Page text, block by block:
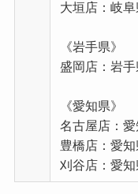
大垣店：岐
《岩手県》
盛岡店：岩
《愛知県》
名古屋店：
豊橋店：愛
刈谷店：愛